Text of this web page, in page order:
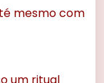
mesmo com